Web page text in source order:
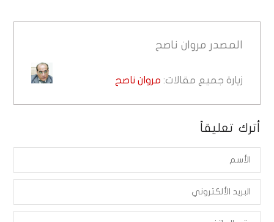
المصدر مروان ناصح
زيارة جميع مقالات: مروان ناصح
أترك تعليقاً